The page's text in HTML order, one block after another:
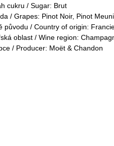
cukru / Sugar: Brut
/ Grapes: Pinot Noir, Pinot
původu / Country of origin:
oblast / Wine region:
/ Producer: Moët & Chandon